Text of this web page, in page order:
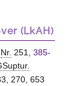
(LkAH)
Nr. 251, 385-
270, 653